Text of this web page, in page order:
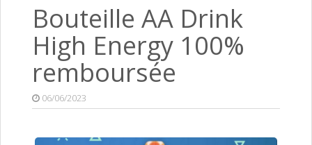
Bouteille AA Drink
High Energy 100%
remboursée
06/06/2023